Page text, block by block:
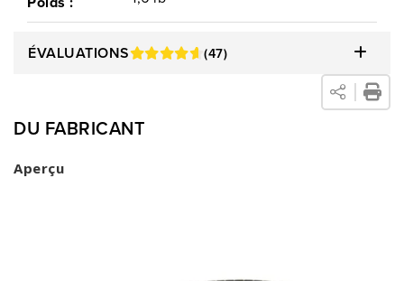
Installation
ÉVALUATIONS (47)
DU FABRICANT